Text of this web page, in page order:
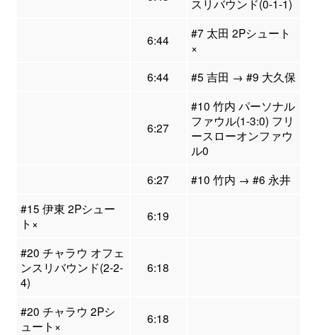
スリバウンド(0-1-1)
6:44
#7 太田 2Pシュート
×
6:44
#5 吉田 → #9 大久保
6:27
#10 竹内 パーソナル
ファウル(1-3:0) フリ
ースローオンファウ
ル0
6:27
#10 竹内 → #6 永井
#15 伊東 2Pシュー
ト×
6:19
#20 チャラウ オフェ
ンスリバウンド(2-2-
4)
6:18
#20 チャラウ 2Pシ
ュート×
6:18